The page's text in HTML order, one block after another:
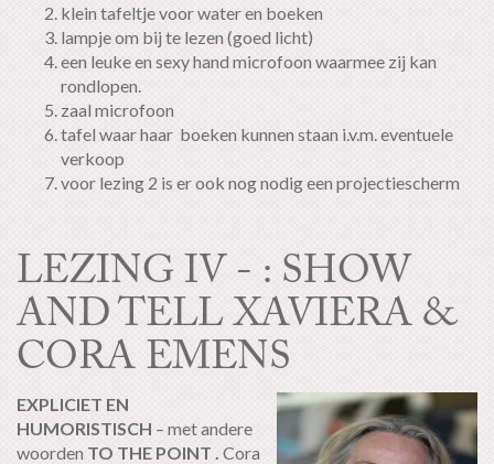
klein tafeltje voor water en boeken
lampje om bij te lezen (goed licht)
een leuke en sexy hand microfoon waarmee zij kan
rondlopen.
zaal microfoon
tafel waar haar boeken kunnen staan i.v.m. eventuele
verkoop
voor lezing 2 is er ook nog nodig een projectiescherm
LEZING IV - : SHOW
AND TELL XAVIERA &
CORA EMENS
EXPLICIET EN
HUMORISTISCH – met andere
woorden TO THE POINT . Cora